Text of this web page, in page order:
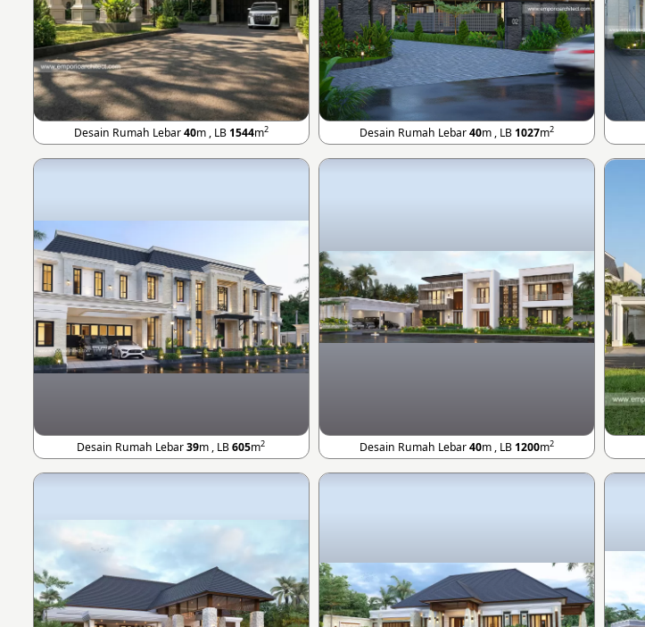
Desain Rumah Lebar40m , LB 1544m2 Desain Rumah Lebar40m , LB 1027m2
Desain Rumah Lebar39m , LB605m2 Desain Rumah Lebar40m , LB 1200m2